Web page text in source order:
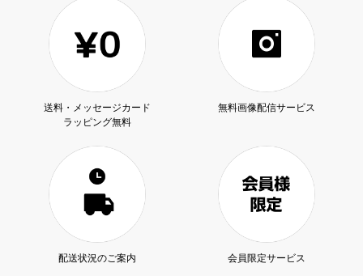
送料・メッセージカード
ラッピング無料
無料画像配信サービス
配送状況のご案内 会員限定サービス